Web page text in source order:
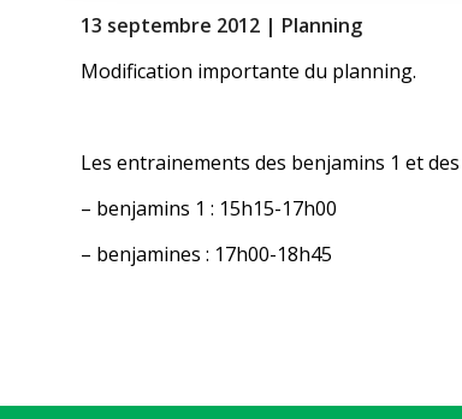
13 septembre 2012 | Planning
Modification importante du planning.
Les entrainements des benjamins 1 et
– benjamins 1 : 15h15-17h00
– benjamines : 17h00-18h45